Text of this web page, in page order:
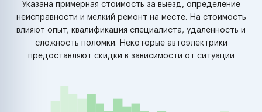
Указана примерная стоимость за выезд, определение
неисправности и мелкий ремонт на месте. На стоимость
влияют опыт, квалификация специалиста, удаленность и
сложность поломки. Некоторые автоэлектрики
предоставляют скидки в зависимости от ситуации